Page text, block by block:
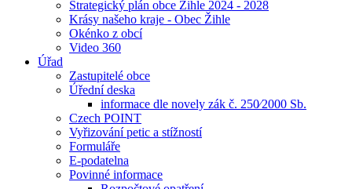
Strategický plán obce Žihle 2024 - 2028
Krásy našeho kraje - Obec Žihle
Okénko z obcí
Video 360
Úřad
Zastupitelé obce
Úřední deska
informace dle novely zák č. 250⁄2000 Sb.
Czech POINT
Vyřizování petic a stížností
Formuláře
E-podatelna
Povinné informace